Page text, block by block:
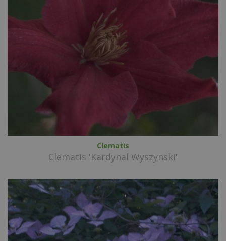
Clematis
Clematis 'Kardynal Wyszynski'